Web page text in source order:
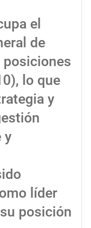
el
de
posiciones
lo que
y
y
líder
posición